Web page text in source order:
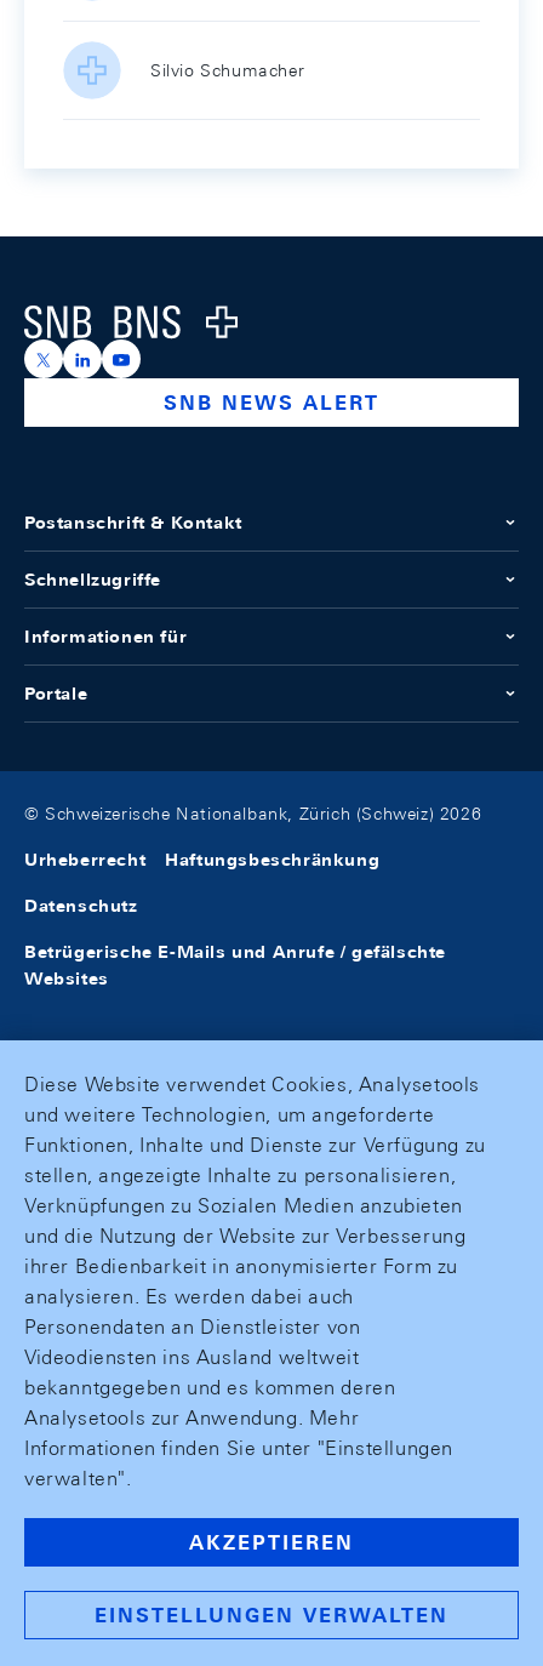
Silvio Schumacher
Logo
https://x.com/snb_bns
https://ch.linkedin.com/company/swiss-national-
https://www.youtube.com/@swissnationalbank
SNB NEWS ALERT
Postanschrift & Kontakt
Schnellzugriffe
Informationen für
Portale
© Schweizerische Nationalbank, Zürich (Schweiz) 2026
Urheberrecht Haftungsbeschränkung
Datenschutz
Betrügerische E-Mails und Anrufe / gefälschte
Websites
Diese Website verwendet Cookies, Analysetools
und weitere Technologien, um angeforderte
Funktionen, Inhalte und Dienste zur Verfügung zu
stellen, angezeigte Inhalte zu personalisieren,
Verknüpfungen zu Sozialen Medien anzubieten
und die Nutzung der Website zur Verbesserung
ihrer Bedienbarkeit in anonymisierter Form zu
analysieren. Es werden dabei auch
Personendaten an Dienstleister von
Videodiensten ins Ausland weltweit
bekanntgegeben und es kommen deren
Analysetools zur Anwendung. Mehr
Informationen finden Sie unter "Einstellungen
verwalten".
AKZEPTIEREN
EINSTELLUNGEN VERWALTEN